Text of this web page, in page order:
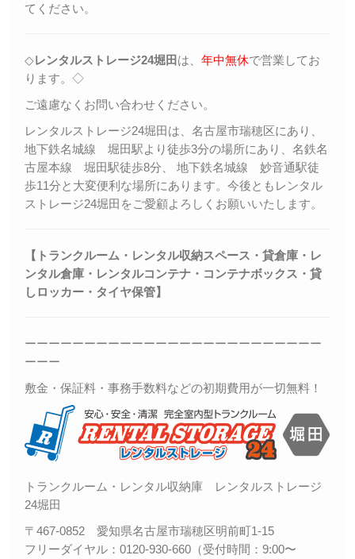
てください。
◇レンタルストレージ24堀田 は、 年中無休で営業してお
ります。◇
ご遠慮なくお問い合わせください。
レンタルストレージ24堀田は、名古屋市瑞穂区にあり、
地下鉄名城線 堀田駅より徒歩3分の場所にあり、名鉄名
古屋本線 堀田駅徒歩8分、 地下鉄名城線 妙音通駅徒
歩11分と大変便利な場所にあります。今後ともレンタル
ストレージ24堀田をご愛顧よろしくお願いいたします。
【トランクルーム・レンタル収納スペース・貸倉庫・レ
ンタル倉庫・レンタルコンテナ・コンテナボックス・ 貸
しロッカー・ タイヤ保管】
ーーーーーーーーーーーーーーーーーーーーーーーーー
ーーー
敷金・保証料・事務手数料などの初期費用が一切無料！
トランクルーム・レンタル収納庫 レンタルストレージ
24堀田
〒467-0852 愛知県名古屋市瑞穂区明前町1-15
フリーダイヤル：0120-930-660（受付時間：9:00〜